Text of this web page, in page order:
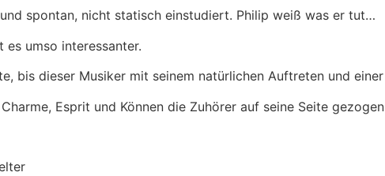
spontan, nicht statisch einstudiert. Philip weiß was er tut…
es umso interessanter.
bis dieser Musiker mit seinem natürlichen Auftreten und einer
Esprit und Können die Zuhörer auf seine Seite gezogen